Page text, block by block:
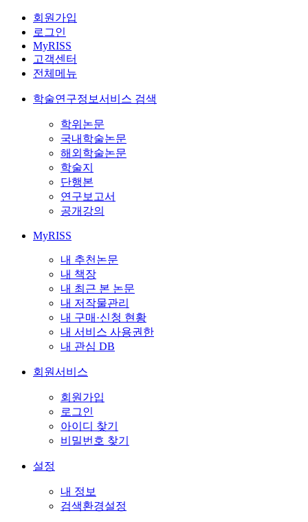
회원가입
로그인
MyRISS
고객센터
전체메뉴
학술연구정보서비스 검색
학위논문
국내학술논문
해외학술논문
학술지
단행본
연구보고서
공개강의
MyRISS
내 추천논문
내 책장
내 최근 본 논문
내 저작물관리
내 구매·신청 현황
내 서비스 사용권한
내 관심 DB
회원서비스
회원가입
로그인
아이디 찾기
비밀번호 찾기
설정
내 정보
검색환경설정